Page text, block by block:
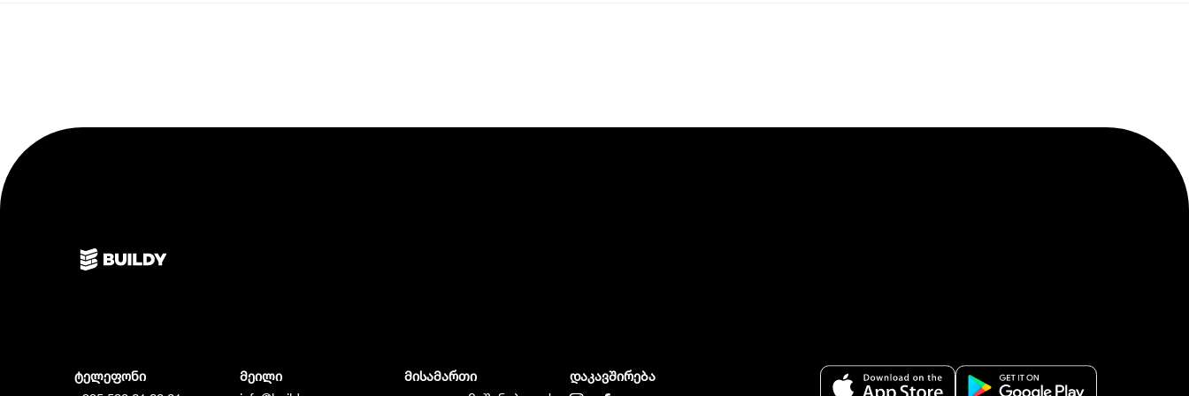
ტელეფონი
მეილი
მისამართი
დაკავშირება